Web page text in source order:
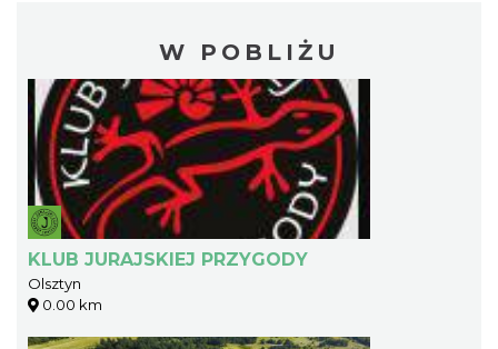
W POBLIŻU
KLUB JURAJSKIEJ PRZYGODY
Olsztyn
0.00 km